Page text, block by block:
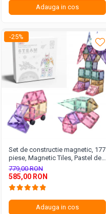
Adauga in cos
-25%
Set de constructie magnetic, 177
piese, Magnetic Tiles, Pastel de
forme geometrice diferite, 2D,
3D
779,00 RON
585,00 RON
Adauga in cos